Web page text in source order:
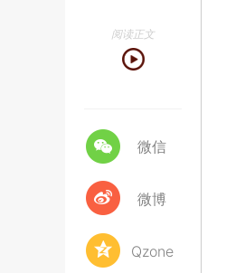
阅读正文
微信
微博
Qzone